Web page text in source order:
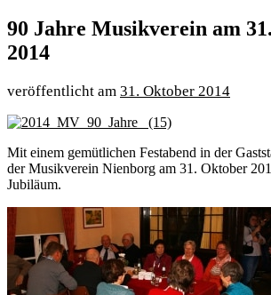
90 Jahre Musikverein am
2014
31. Oktober 2014
Mit einem gemütlichen Festabend in der
der Musikverein Nienborg am 31. Oktober
Jubiläum.